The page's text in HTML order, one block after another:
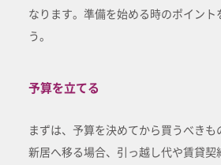
なります。準備を始める時のポイント
う。
予算を立てる
まずは、予算を決めてから買うべきも
新居へ移る場合、引っ越し代や賃貸契